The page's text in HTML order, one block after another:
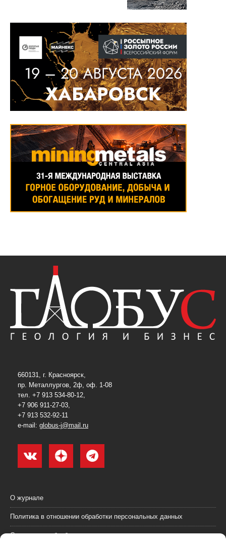
660131, г. Красноярск,
пр. Металлургов, 2ф, оф. 1-08
тел. +7 913 534-80-12,
+7 906 911-27-03,
+7 913 532-92-11
e-mail: globus-j@mail.ru
О журнале
Политика в отношении обработки персональных данных
Согласие на обработку персональных данных